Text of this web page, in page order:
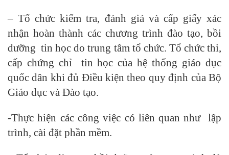
– Tổ chức kiểm tra, đánh giá và cấp giấy xác
nhận hoàn thành các chương trình đào tạo, bồi
dưỡng tin học do trung tâm tổ chức. Tổ chức thi,
cấp chứng chỉ tin học của hệ thống giáo dục
quốc dân khi đủ Điều kiện theo quy định của Bộ
Giáo dục và Đào tạo.
-Thực hiện các công việc có liên quan như lập
trình, cài đặt phần mềm.